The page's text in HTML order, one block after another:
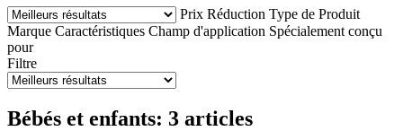
Prix Réduction Type de Produit
Marque Caractéristiques Champ d'application Spécialement conçu
pour
Filtre
Bébés et enfants: 3 articles